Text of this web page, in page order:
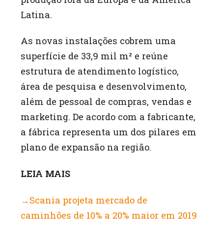
Latina.
As novas instalações cobrem uma
superfície de 33,9 mil m² e reúne
estrutura de atendimento logístico,
área de pesquisa e desenvolvimento,
além de pessoal de compras, vendas e
marketing. De acordo com a fabricante,
a fábrica representa um dos pilares em
plano de expansão na região.
LEIA MAIS
→Scania projeta mercado de
caminhões de 10% a 20% maior em 2019